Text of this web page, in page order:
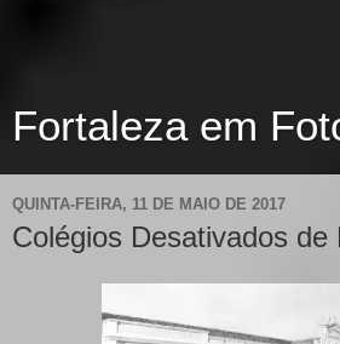
Fortaleza em
QUINTA-FEIRA, 11 DE MAIO DE 2017
Colégios Desativados de